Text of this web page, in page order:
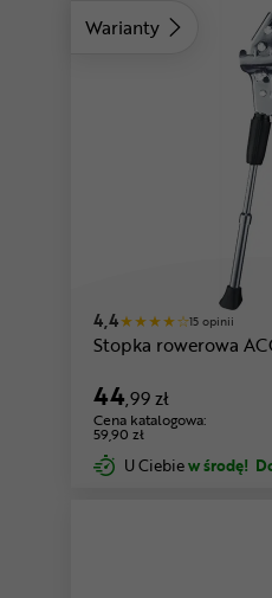
Warianty
4,4 15 opinii
Stopka rowerowa
44,99 zł
Cena katalogowa:
59,90 zł
U Ciebiew środę!